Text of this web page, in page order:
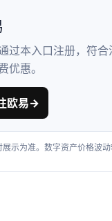
过本入口注册，符
优惠。
欧易→
示为准。数字资产价格波动